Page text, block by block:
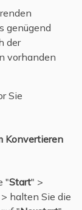
genügend
der
vorhanden
Sie
Konvertieren
"Start" >
halten Sie die